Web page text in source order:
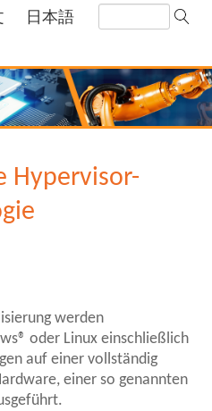
日本語
Hypervisor-
werden
oder Linux einschließlich
auf einer vollständig
einer so genannten